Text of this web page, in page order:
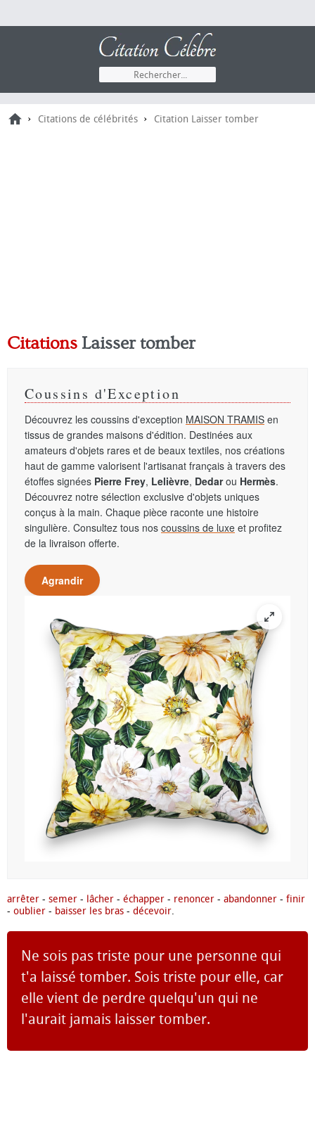
› Citations de célébrités › Citation Laisser tomber
Citations Laisser tomber
Coussins d'Exception
Découvrez les coussins d'exception MAISON TRAMIS en
tissus de grandes maisons d'édition. Destinées aux
amateurs d'objets rares et de beaux textiles, nos créations
haut de gamme valorisent l'artisanat français à travers des
étoffes signées Pierre Frey, Lelièvre, Dedarou Hermès.
Découvrez notre sélection exclusive d'objets uniques
conçus à la main. Chaque pièce raconte une histoire
singulière. Consultez tous nos coussins de luxe et profitez
de la livraison offerte.
Agrandir
arrêter - semer - lâcher - échapper - renoncer - abandonner - finir
- oublier - baisser les bras - décevoir.
Ne sois pas triste pour une personne qui
t'a laissé tomber. Sois triste pour elle, car
elle vient de perdre quelqu'un qui ne
l'aurait jamais laisser tomber.